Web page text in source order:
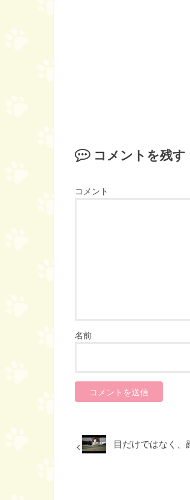
コメントを残す
コメント
名前
目だけではなく